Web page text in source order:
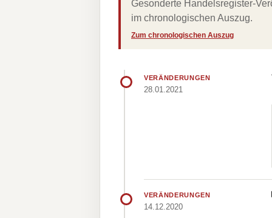
Gesonderte Handelsregister-
im chronologischen Auszug.
Zum chronologischen Auszug
VERÄNDERUNGEN
28.01.2021
VERÄNDERUNGEN
14.12.2020